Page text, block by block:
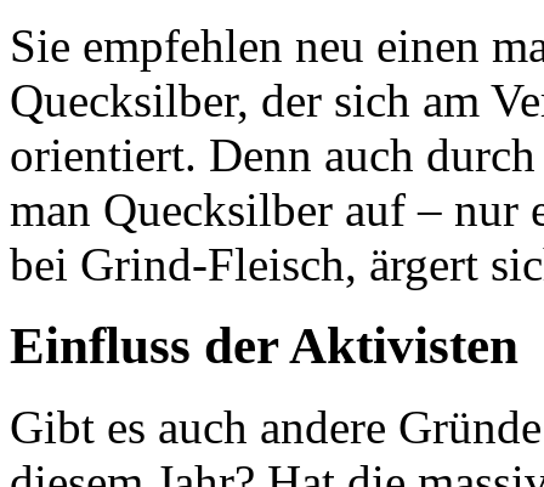
Sie empfehlen neu einen
Quecksilber, der sich am
orientiert. Denn auch
man Quecksilber auf – nur
bei Grind-Fleisch, ärgert
Einfluss der Aktivisten
Gibt es auch andere